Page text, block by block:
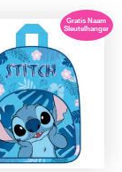
Gratis Naam
Sleutelhanger